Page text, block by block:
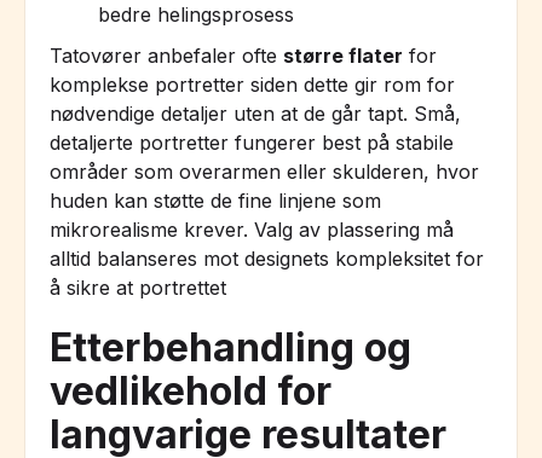
bedre helingsprosess
Tatovører anbefaler ofte større flater for
komplekse portretter siden dette gir rom for
nødvendige detaljer uten at de går tapt. Små,
detaljerte portretter fungerer best på stabile
områder som overarmen eller skulderen, hvor
huden kan støtte de fine linjene som
mikrorealisme krever. Valg av plassering må
alltid balanseres mot designets kompleksitet for
å sikre at portrettet
Etterbehandling og
vedlikehold for
langvarige resultater